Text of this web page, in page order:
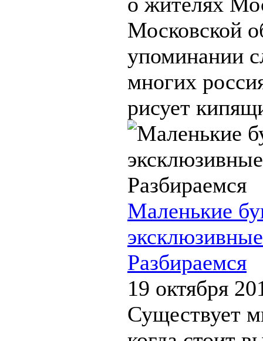
Московской
упоминании
многих
рисует
Маленькие
Разбираемся
19 октября
Существует